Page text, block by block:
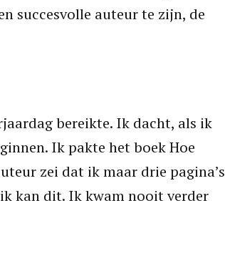
​​succesvolle auteur te zijn, de
bereikte. Ik dacht, als ik
Ik pakte het boek Hoe
zei dat ik maar drie pagina’s
kan dit. Ik kwam nooit verder